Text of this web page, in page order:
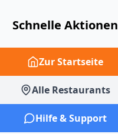
Schnelle Aktionen
Zur Startseite
Alle Restaurants
Hilfe & Support